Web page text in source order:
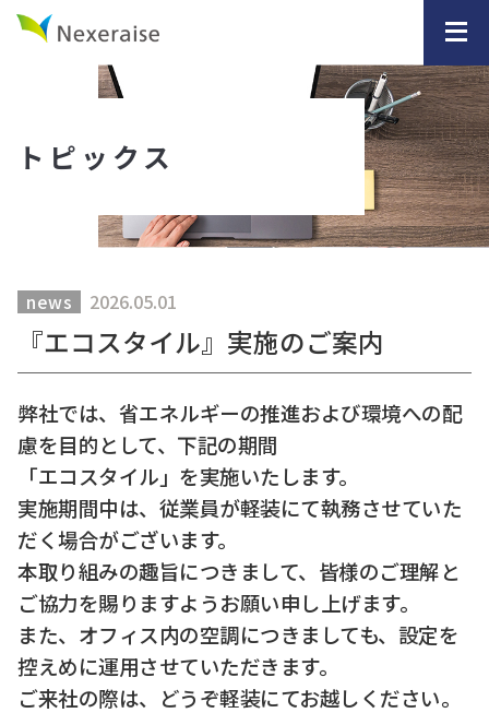
トピックス
news 2026.05.01
『エコスタイル』実施のご案内
弊社では、省エネルギーの推進および環境への配
慮を目的として、下記の期間
「エコスタイル」を実施いたします。
実施期間中は、従業員が軽装にて執務させていた
だく場合がございます。
本取り組みの趣旨につきまして、皆様のご理解と
ご協力を賜りますようお願い申し上げます。
また、オフィス内の空調につきましても、設定を
控えめに運用させていただきます。
ご来社の際は、どうぞ軽装にてお越しください。